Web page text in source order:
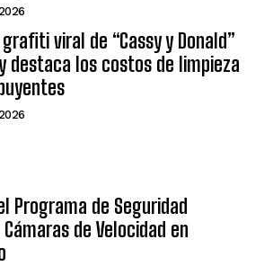
grafiti viral de “Cassy y Donald”
destaca los costos de limpieza
Programa de Seguridad
de Velocidad en